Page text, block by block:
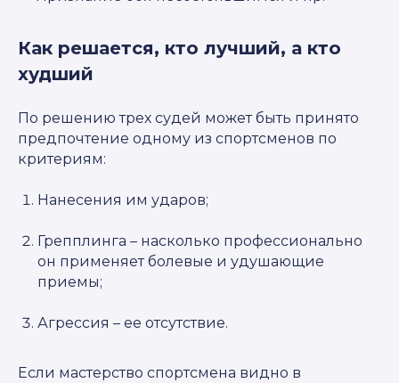
Как решается, кто лучший, а кто
худший
По решению трех судей может быть принято
предпочтение одному из спортсменов по
критериям:
Нанесения им ударов;
Грепплинга – насколько профессионально
он применяет болевые и удушающие
приемы;
Агрессия – ее отсутствие.
Если мастерство спортсмена видно в